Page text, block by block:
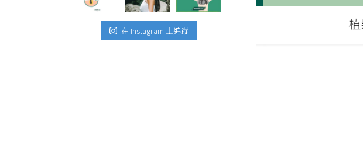
呂佩璇醫師教你養護髮肌健康
在 Instagram 上追蹤